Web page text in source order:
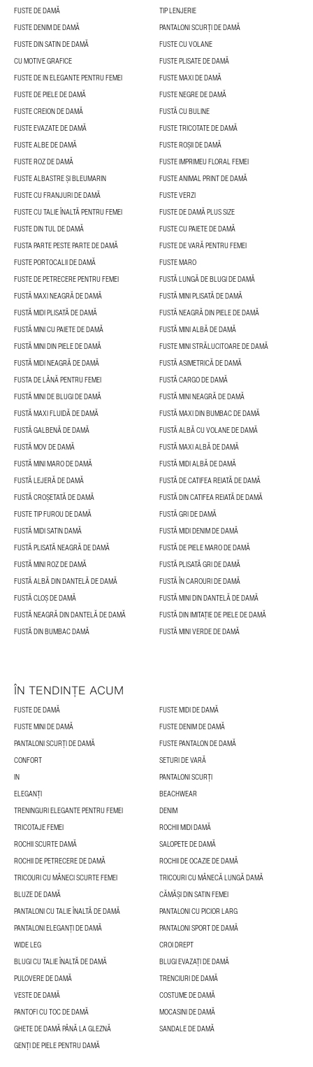
FUSTE DE DAMĂ
TIP LENJERIE
FUSTE DENIM DE DAMĂ
PANTALONI SCURȚI DE DAMĂ
FUSTE DIN SATIN DE DAMĂ
FUSTE CU VOLANE
CU MOTIVE GRAFICE
FUSTE PLISATE DE DAMĂ
FUSTE DE IN ELEGANTE PENTRU FEMEI
FUSTE MAXI DE DAMĂ
FUSTE DE PIELE DE DAMĂ
FUSTE NEGRE DE DAMĂ
FUSTE CREION DE DAMĂ
FUSTĂ CU BULINE
FUSTE EVAZATE DE DAMĂ
FUSTE TRICOTATE DE DAMĂ
FUSTE ALBE DE DAMĂ
FUSTE ROȘII DE DAMĂ
FUSTE ROZ DE DAMĂ
FUSTE IMPRIMEU FLORAL FEMEI
FUSTE ALBASTRE ȘI BLEUMARIN
FUSTE ANIMAL PRINT DE DAMĂ
FUSTE CU FRANJURI DE DAMĂ
FUSTE VERZI
FUSTE CU TALIE ÎNALTĂ PENTRU FEMEI
FUSTE DE DAMĂ PLUS SIZE
FUSTE DIN TUL DE DAMĂ
FUSTE CU PAIETE DE DAMĂ
FUSTA PARTE PESTE PARTE DE DAMĂ
FUSTE DE VARĂ PENTRU FEMEI
FUSTE PORTOCALII DE DAMĂ
FUSTE MARO
FUSTE DE PETRECERE PENTRU FEMEI
FUSTĂ LUNGĂ DE BLUGI DE DAMĂ
FUSTĂ MAXI NEAGRĂ DE DAMĂ
FUSTĂ MINI PLISATĂ DE DAMĂ
FUSTĂ MIDI PLISATĂ DE DAMĂ
FUSTĂ NEAGRĂ DIN PIELE DE DAMĂ
FUSTĂ MINI CU PAIETE DE DAMĂ
FUSTĂ MINI ALBĂ DE DAMĂ
FUSTĂ MINI DIN PIELE DE DAMĂ
FUSTE MINI STRĂLUCITOARE DE DAMĂ
FUSTĂ MIDI NEAGRĂ DE DAMĂ
FUSTĂ ASIMETRICĂ DE DAMĂ
FUSTA DE LÂNĂ PENTRU FEMEI
FUSTĂ CARGO DE DAMĂ
FUSTĂ MINI DE BLUGI DE DAMĂ
FUSTĂ MINI NEAGRĂ DE DAMĂ
FUSTĂ MAXI FLUIDĂ DE DAMĂ
FUSTĂ MAXI DIN BUMBAC DE DAMĂ
FUSTĂ GALBENĂ DE DAMĂ
FUSTĂ ALBĂ CU VOLANE DE DAMĂ
FUSTĂ MOV DE DAMĂ
FUSTĂ MAXI ALBĂ DE DAMĂ
FUSTĂ MINI MARO DE DAMĂ
FUSTĂ MIDI ALBĂ DE DAMĂ
FUSTĂ LEJERĂ DE DAMĂ
FUSTĂ DE CATIFEA REIATĂ DE DAMĂ
FUSTĂ CROȘETATĂ DE DAMĂ
FUSTĂ DIN CATIFEA REIATĂ DE DAMĂ
FUSTE TIP FUROU DE DAMĂ
FUSTĂ GRI DE DAMĂ
FUSTĂ MIDI SATIN DAMĂ
FUSTĂ MIDI DENIM DE DAMĂ
FUSTĂ PLISATĂ NEAGRĂ DE DAMĂ
FUSTĂ DE PIELE MARO DE DAMĂ
FUSTĂ MINI ROZ DE DAMĂ
FUSTĂ PLISATĂ GRI DE DAMĂ
FUSTĂ ALBĂ DIN DANTELĂ DE DAMĂ
FUSTĂ ÎN CAROURI DE DAMĂ
FUSTĂ CLOȘ DE DAMĂ
FUSTĂ MINI DIN DANTELĂ DE DAMĂ
FUSTĂ NEAGRĂ DIN DANTELĂ DE DAMĂ
FUSTĂ DIN IMITAȚIE DE PIELE DE DAMĂ
FUSTĂ DIN BUMBAC DAMĂ
FUSTĂ MINI VERDE DE DAMĂ
ÎN TENDINȚE ACUM
FUSTE DE DAMĂ
FUSTE MIDI DE DAMĂ
FUSTE MINI DE DAMĂ
FUSTE DENIM DE DAMĂ
PANTALONI SCURȚI DE DAMĂ
FUSTE PANTALON DE DAMĂ
CONFORT
SETURI DE VARĂ
IN
PANTALONI SCURȚI
ELEGANȚI
BEACHWEAR
TRENINGURI ELEGANTE PENTRU FEMEI
DENIM
TRICOTAJE FEMEI
ROCHII MIDI DAMĂ
ROCHII SCURTE DAMĂ
SALOPETE DE DAMĂ
ROCHII DE PETRECERE DE DAMĂ
ROCHII DE OCAZIE DE DAMĂ
TRICOURI CU MÂNECI SCURTE FEMEI
TRICOURI CU MÂNECĂ LUNGĂ DAMĂ
BLUZE DE DAMĂ
CĂMĂȘI DIN SATIN FEMEI
PANTALONI CU TALIE ÎNALTĂ DE DAMĂ
PANTALONI CU PICIOR LARG
PANTALONI ELEGANȚI DE DAMĂ
PANTALONI SPORT DE DAMĂ
WIDE LEG
CROI DREPT
BLUGI CU TALIE ÎNALTĂ DE DAMĂ
BLUGI EVAZAȚI DE DAMĂ
PULOVERE DE DAMĂ
TRENCIURI DE DAMĂ
VESTE DE DAMĂ
COSTUME DE DAMĂ
PANTOFI CU TOC DE DAMĂ
MOCASINI DE DAMĂ
GHETE DE DAMĂ PÂNĂ LA GLEZNĂ
SANDALE DE DAMĂ
GENȚI DE PIELE PENTRU DAMĂ